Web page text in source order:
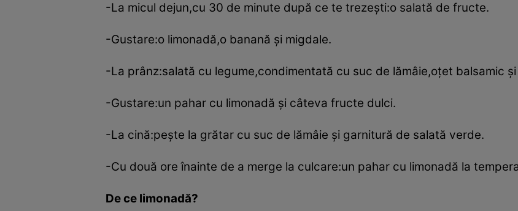
-La micul dejun,cu 30 de minute după ce te trezeşti:o salată de fructe.
-Gustare:o limonadă,o banană şi migdale.
-La prânz:salată cu legume,condimentată cu suc de lămâie,oţet balsamic şi
-Gustare:un pahar cu limonadă şi câteva fructe dulci.
-La cină:peşte la grătar cu suc de lămâie şi garnitură de salată verde.
-Cu două ore înainte de a merge la culcare:un pahar cu limonadă la
De ce limonadă?